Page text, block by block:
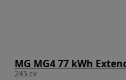
MG MG4 77 kWh
245 cv